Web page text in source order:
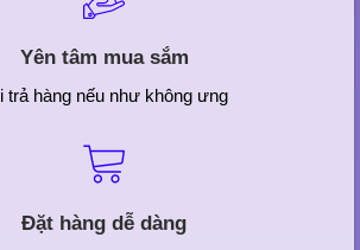
Yên tâm mua sắm
trả hàng nếu như không ưng
Đặt hàng dễ dàng